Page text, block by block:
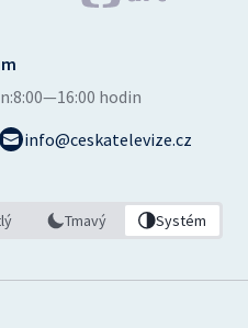
8:00—16:00 hodin
info@ceskatelevize.cz
Tmavý Systém